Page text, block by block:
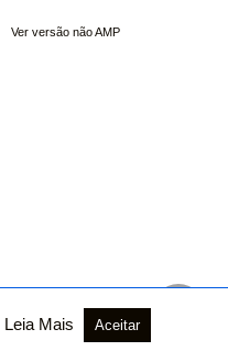
Ver versão não AMP
Leia Mais Aceitar